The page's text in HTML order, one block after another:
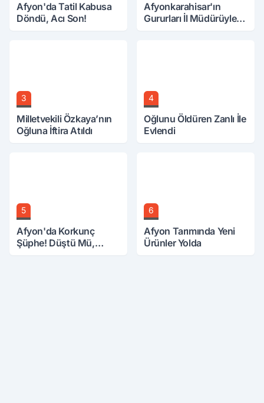
Afyon'da Tatil Kabusa
Döndü, Acı Son!
Afyonkarahisar'ın
Gururları İl Müdürüyle
3
Milletvekili Özkaya’nın
Oğluna İftira Atıldı
4
Oğlunu Öldüren Zanlı İle
Evlendi
5
Afyon'da Korkunç
Şüphe! Düştü Mü,
6
Afyon Tarımında Yeni
Ürünler Yolda